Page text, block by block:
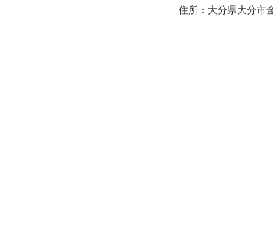
住所：大分県大分市